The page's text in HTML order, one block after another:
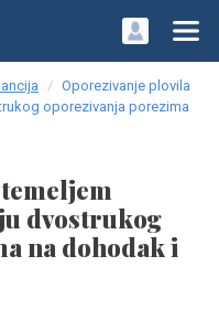
Oporezivanje plovila
oporezivanja porezima
dvostrukog
na dohodak i